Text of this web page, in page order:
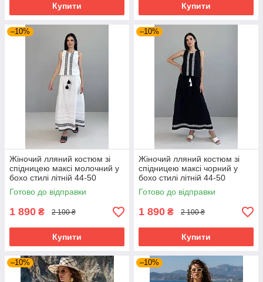
Купити Купити
–10%
Жіночий лляний костюм зі
спідницею максі молочний у
бохо стилі літній 44-50
розміри
Готово до відправки
1 890 ₴ 2 100 ₴
Купити
–10%
Жіночий лляний костюм зі
спідницею максі чорний у
бохо стилі літній 44-50
розміри
Готово до відправки
1 890 ₴ 2 100 ₴
Купити
–10% –10%